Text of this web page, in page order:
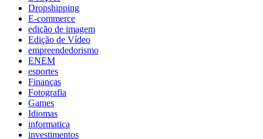
Dropshipping
E-commerce
edição de imagem
Edição de Vídeo
empreendedorismo
ENEM
esportes
Finanças
Fotografia
Games
Idiomas
informatica
investimentos